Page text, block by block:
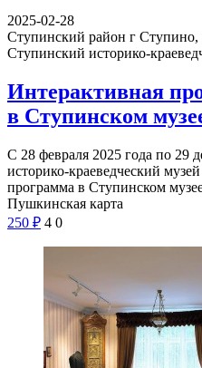
2025-02-28
Ступинский район г Ступино,
Ступинский историко-
Интерактивная
в Ступинском
С 28 февраля 2025 года по 29
историко-краеведческий
программа в Ступинском
Пушкинская карта
250 ₽ 4 0